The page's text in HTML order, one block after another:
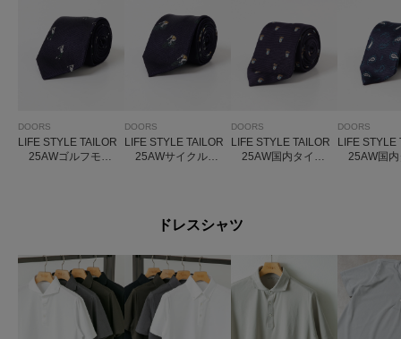
DOORS
LIFE STYLE TAILOR
25AWゴルフモチ
DOORS
LIFE STYLE TAILOR
25AWサイクルモ
DOORS
LIFE STYLE TAILOR
25AW国内タイク
DOORS
LIFE STYLE
25AW国内
ドレスシャツ